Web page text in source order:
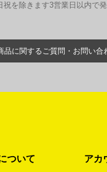
祝を除きます3営業日以内で
品に関するご質問・お問い合
ついて アカ